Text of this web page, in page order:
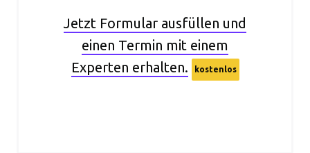
Jetzt Formular ausfüllen und
einen Termin mit einem
Experten erhalten.
kostenlos